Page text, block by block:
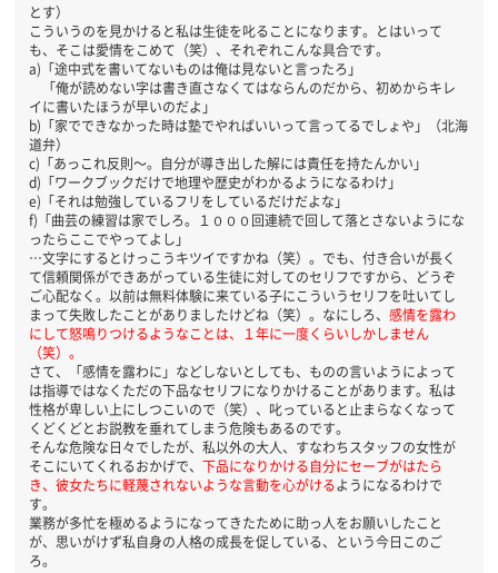
とす）
こういうのを見かけると私は生徒を叱ることになります。とはいって
も、そこは愛情をこめて（笑）、それぞれこんな具合です。
a)「途中式を書いてないものは俺は見ないと言ったろ」
「俺が読めない字は書き直さなくてはならんのだから、初めからキレ
イに書いたほうが早いのだよ」
b)「家でできなかった時は塾でやればいいって言ってるでしょや」（北海
道弁）
c)「あっこれ反則～。自分が導き出した解には責任を持たんかい」
d)「ワークブックだけで地理や歴史がわかるようになるわけ」
e)「それは勉強しているフリをしているだけだよな」
f)「曲芸の練習は家でしろ。１０００回連続で回して落とさないようにな
ったらここでやってよし」
…文字にするとけっこうキツイですかね（笑）。でも、付き合いが長く
て信頼関係ができあがっている生徒に対してのセリフですから、どうぞ
ご心配なく。以前は無料体験に来ている子にこういうセリフを吐いてし
まって失敗したことがありましたけどね（笑）。なにしろ、感情を露わ
にして怒鳴りつけるようなことは、１年に一度くらいしかしません
（笑）。
さて、「感情を露わに」などしないとしても、ものの言いようによって
は指導ではなくただの下品なセリフになりかけることがあります。私は
性格が卑しい上にしつこいので（笑）、叱っていると止まらなくなって
くどくどとお説教を垂れてしまう危険もあるのです。
そんな危険な日々でしたが、私以外の大人、すなわちスタッフの女性が
そこにいてくれるおかげで、下品になりかける自分にセーブがはたら
き、彼女たちに軽蔑されないような言動を心がけるようになるわけで
す。
業務が多忙を極めるようになってきたために助っ人をお願いしたこと
が、思いがけず私自身の人格の成長を促している、という今日このご
ろ。